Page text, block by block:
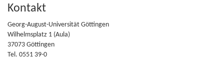
Kontakt
Georg-August-Universität Göttingen
Wilhelmsplatz 1 (Aula)
37073 Göttingen
Tel. 0551 39-0